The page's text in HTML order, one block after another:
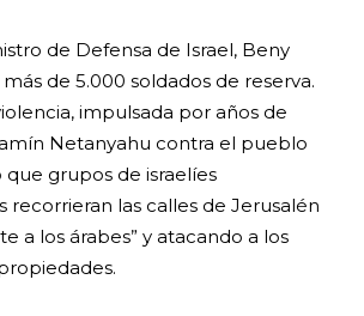
de Defensa de Israel, Beny
de 5.000 soldados de reserva.
impulsada por años de
Netanyahu contra el pueblo
grupos de israelíes
recorrieran las calles de Jerusalén
a los árabes” y atacando a los